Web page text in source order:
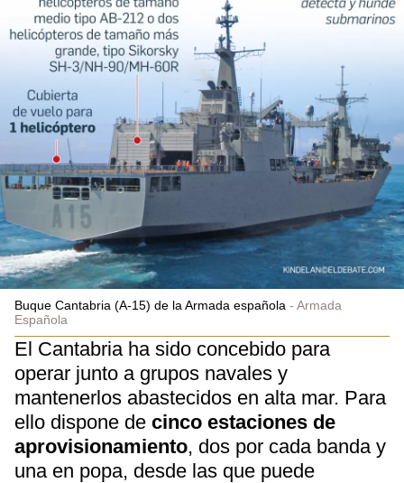
Buque Cantabria (A-15) de la Armada española
Armada
Española
El Cantabria ha sido concebido para
operar junto a grupos navales y
mantenerlos abastecidos en alta mar. Para
ello dispone de cinco estaciones de
aprovisionamiento, dos por cada banda y
una en popa, desde las que puede